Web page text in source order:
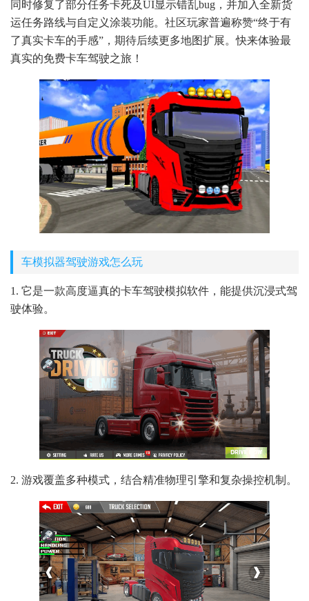
同时修复了部分任务卡死及UI显示错乱bug，并加入全新货
运任务路线与自定义涂装功能。社区玩家普遍称赞“终于有
了真实卡车的手感”，期待后续更多地图扩展。快来体验最
真实的免费卡车驾驶之旅！
车模拟器驾驶游戏怎么玩
1. 它是一款高度逼真的卡车驾驶模拟软件，能提供沉浸式驾
驶体验。
2. 游戏覆盖多种模式，结合精准物理引擎和复杂操控机制。